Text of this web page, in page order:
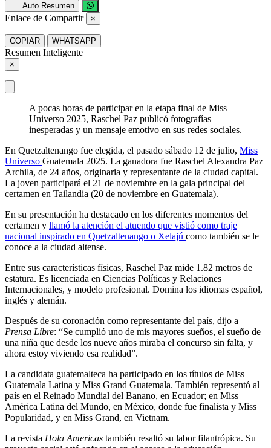
Auto Resumen
Enlace de Compartir ×
COPIAR WHATSAPP
Resumen Inteligente
×
A pocas horas de participar en la etapa final de Miss
Universo 2025, Raschel Paz publicó fotografías
inesperadas y un mensaje emotivo en sus redes sociales.
En Quetzaltenango fue elegida, el pasado sábado 12 de julio, Miss
Universo Guatemala 2025. La ganadora fue Raschel Alexandra Paz
Archila, de 24 años, originaria y representante de la ciudad capital.
La joven participará el 21 de noviembre en la gala principal del
certamen en Tailandia (20 de noviembre en Guatemala).
En su presentación ha destacado en los diferentes momentos del
certamen y llamó la atención el atuendo que vistió como traje
nacional inspirado en Quetzaltenango o Xelajú como también se le
conoce a la ciudad altense.
Entre sus características físicas, Raschel Paz mide 1.82 metros de
estatura. Es licenciada en Ciencias Políticas y Relaciones
Internacionales, y modelo profesional. Domina los idiomas español,
inglés y alemán.
Después de su coronación como representante del país, dijo a
Prensa Libre: “Se cumplió uno de mis mayores sueños, el sueño de
una niña que desde los nueve años miraba el concurso sin falta, y
ahora estoy viviendo esa realidad”.
La candidata guatemalteca ha participado en los títulos de Miss
Guatemala Latina y Miss Grand Guatemala. También representó al
país en el Reinado Mundial del Banano, en Ecuador; en Miss
América Latina del Mundo, en México, donde fue finalista y Miss
Popularidad, y en Miss Grand, en Vietnam.
La revista Hola Americas también resaltó su labor filantrópica. Su